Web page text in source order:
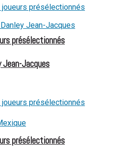
Jean-Jacques
présélectionnés
présélectionnés